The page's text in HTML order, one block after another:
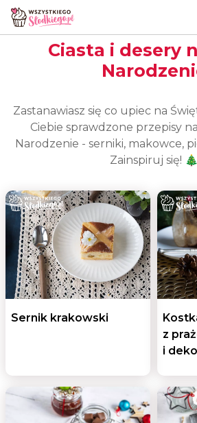
Strona główna
Ciasta i desery
Zastanawiasz się co upiec na
Ciebie sprawdzone przepisy
Narodzenie - serniki, makowce,
Zainspiruj się! 🎄
Sernik krakowski
z
i